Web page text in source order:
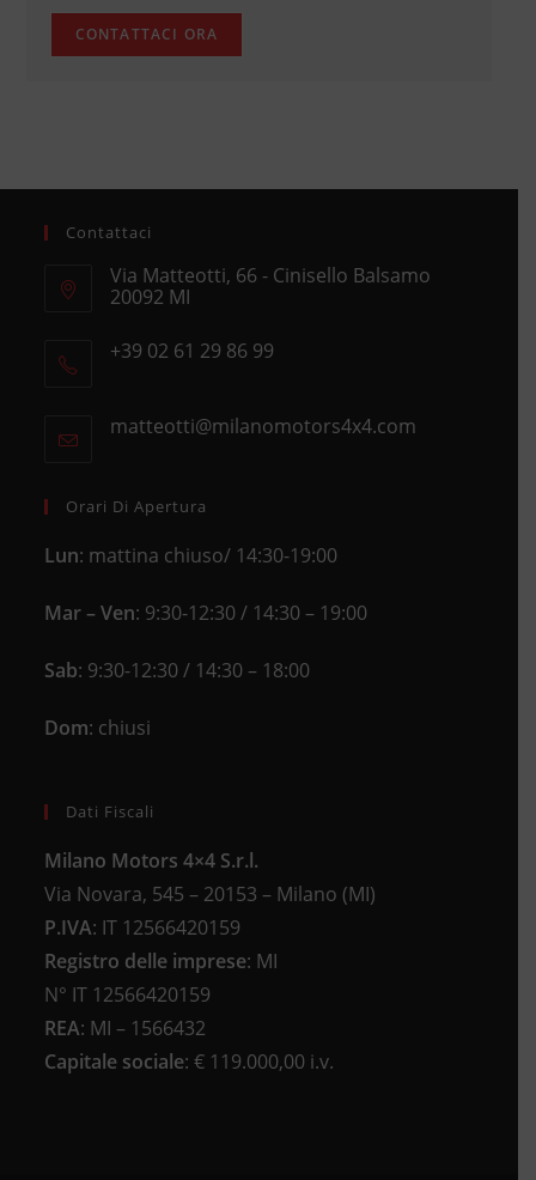
Contattaci
Via Matteotti, 66 - Cinisello Balsamo
20092 MI
in
+39 02 61 29 86 99
your
matteotti@milanomotors4x4.comOpens
Orari Di Apertura
Lun: mattina chiuso/ 14:30-19:00
Mar – Ven: 9:30-12:30 / 14:30 – 19:00
Sab: 9:30-12:30 / 14:30 – 18:00
Dom: chiusi
Dati Fiscali
Milano Motors 4×4 S.r.l.
Via Novara, 545 – 20153 – Milano (MI)
P.IVA: IT 12566420159
Registro delle imprese: MI
N° IT 12566420159
REA: MI – 1566432
Capitale sociale: € 119.000,00 i.v.